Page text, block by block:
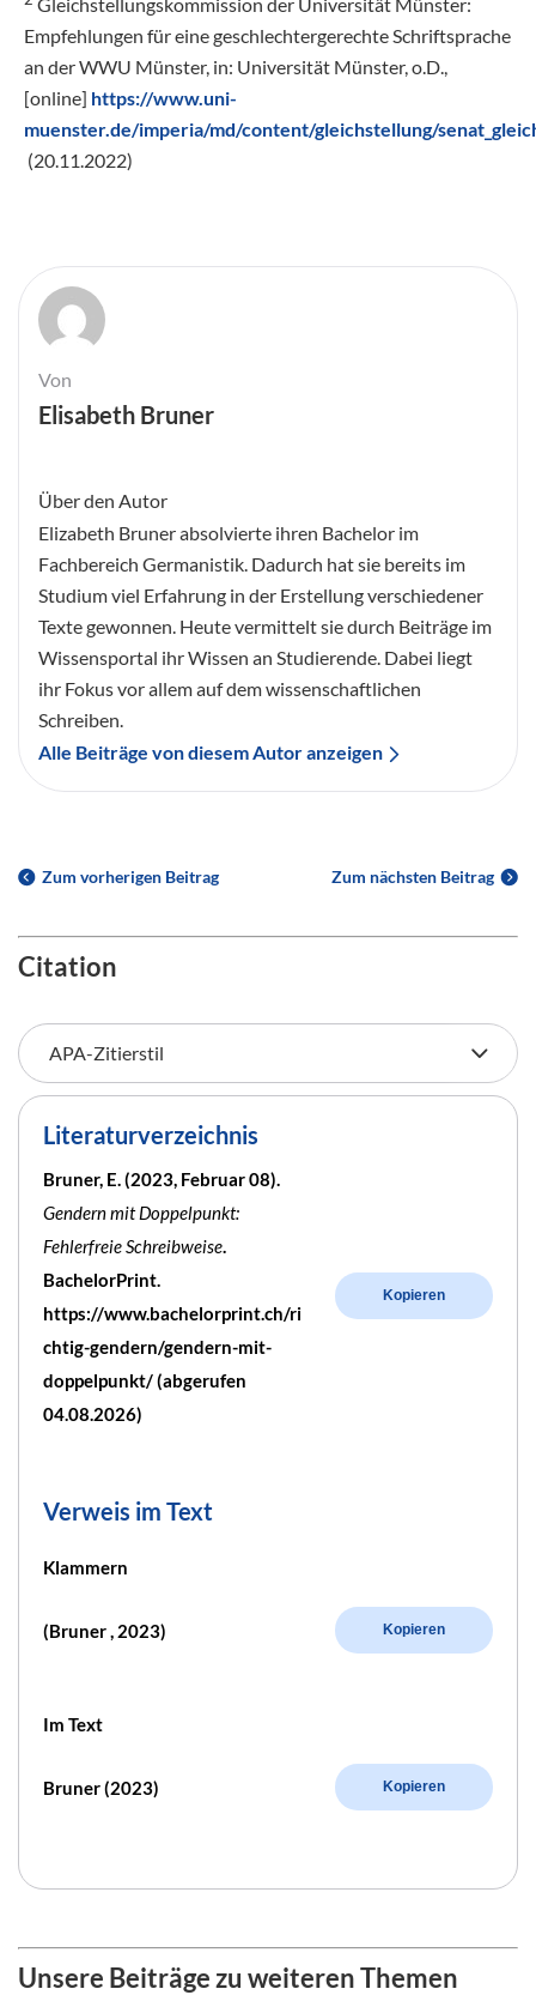
Empfehlungen für eine geschlechtergerechte Schriftsprache
an der WWU Münster, in: Universität Münster, o.D.,
[online] https://www.uni-
muenster.de/imperia/md/content/gleichstellung/
(20.11.2022)
Von
Elisabeth Bruner
Über den Autor
Elizabeth Bruner absolvierte ihren Bachelor im
Fachbereich Germanistik. Dadurch hat sie bereits im
Studium viel Erfahrung in der Erstellung verschiedener
Texte gewonnen. Heute vermittelt sie durch Beiträge im
Wissensportal ihr Wissen an Studierende. Dabei liegt
ihr Fokus vor allem auf dem wissenschaftlichen
Schreiben.
Alle Beiträge von diesem Autor anzeigen
Zum vorherigen Beitrag Zum nächsten Beitrag
Citation
Literaturverzeichnis
Bruner, E. (2023, Februar 08).
Gendern mit Doppelpunkt:
Fehlerfreie Schreibweise.
BachelorPrint.
https://www.bachelorprint.ch/ri
chtig-gendern/gendern-mit-
doppelpunkt/ (abgerufen
04.08.2026)
Kopieren
Verweis im Text
Klammern
(Bruner , 2023) Kopieren
Im Text
Bruner (2023) Kopieren
Unsere Beiträge zu weiteren Themen